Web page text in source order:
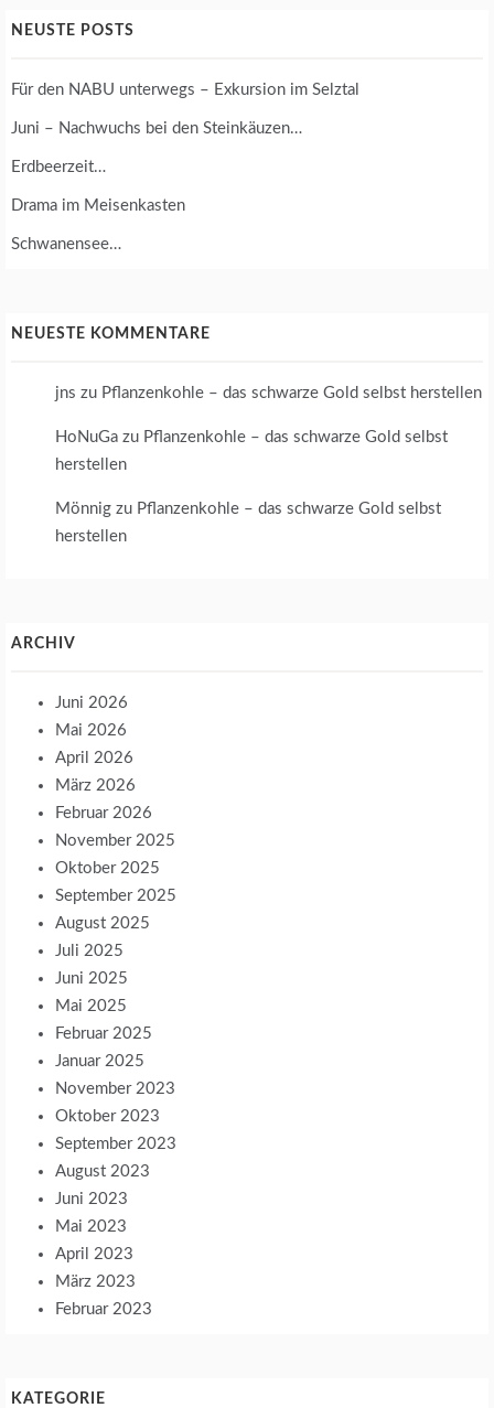
N
B
A
NEUSTE POSTS
Für den NABU unterwegs – Exkursion im Selztal
Juni – Nachwuchs bei den Steinkäuzen…
Erdbeerzeit…
Drama im Meisenkasten
Schwanensee…
NEUESTE KOMMENTARE
jns zu Pflanzenkohle – das schwarze Gold selbst herstellen
HoNuGa zu Pflanzenkohle – das schwarze Gold selbst
herstellen
Mönnig zu Pflanzenkohle – das schwarze Gold selbst
herstellen
ARCHIV
Juni 2026
Mai 2026
April 2026
März 2026
Februar 2026
November 2025
Oktober 2025
September 2025
August 2025
Juli 2025
Juni 2025
Mai 2025
Februar 2025
Januar 2025
November 2023
Oktober 2023
September 2023
August 2023
Juni 2023
Mai 2023
April 2023
März 2023
Februar 2023
KATEGORIE